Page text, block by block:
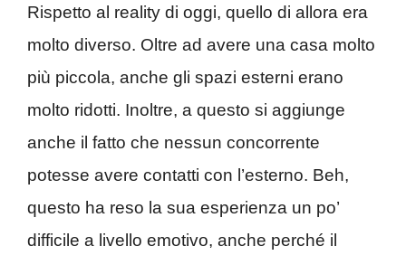
Rispetto al reality di oggi, quello di allora era
molto diverso. Oltre ad avere una casa molto
più piccola, anche gli spazi esterni erano
molto ridotti. Inoltre, a questo si aggiunge
anche il fatto che nessun concorrente
potesse avere contatti con l’esterno. Beh,
questo ha reso la sua esperienza un po’
difficile a livello emotivo, anche perché il